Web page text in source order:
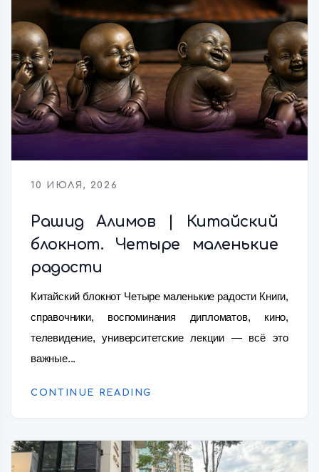
10 ИЮЛЯ, 2026
Рашид Алимов | Китайский
блокнот. Четыре маленькие
радости
Китайский блокнот Четыре маленькие радости Книги,
справочники, воспоминания дипломатов, кино,
телевидение, университетские лекции — всё это
важные...
CONTINUE READING